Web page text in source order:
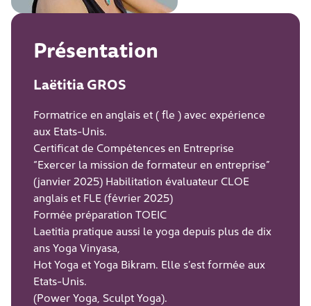
Présentation
Laëtitia GROS
Formatrice en anglais et ( fle ) avec expérience
aux Etats-Unis.
Certificat de Compétences en Entreprise
“Exercer la mission de formateur en entreprise”
(janvier 2025) Habilitation évaluateur CLOE
anglais et FLE (février 2025)
Formée préparation TOEIC
Laetitia pratique aussi le yoga depuis plus de dix
ans Yoga Vinyasa,
Hot Yoga et Yoga Bikram. Elle s’est formée aux
Etats-Unis.
(Power Yoga, Sculpt Yoga).